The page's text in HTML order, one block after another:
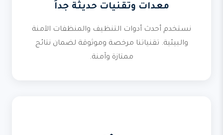
معدات وتقنيات حديثة جداً
نستخدم أحدث أدوات التنظيف والمنظفات الآمنة
والبيئية. تقنياتنا مرخصة وموثوقة لضمان نتائج
ممتازة وآمنة.